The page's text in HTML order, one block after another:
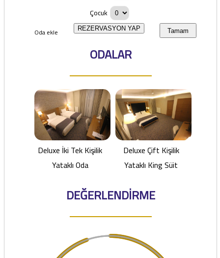
Çocuk
Oda ekle Tamam
REZERVASYON YAP
ODALAR
Deluxe İki Tek Kişilik
Yataklı Oda
Deluxe Çift Kişilik
Yataklı King Süit
DEĞERLENDİRME